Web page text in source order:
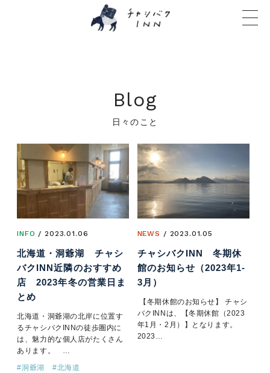
Blog
日々のこと
INFO / 2023.01.06
北海道・洞爺湖 チャシ
バクINN近隣のおすすめ
店 2023年冬の営業日ま
とめ
北海道・洞爺湖の北岸に位置す
るチャシバクINNの徒歩圏内に
は、魅力的な個人店がたくさん
あります。 …
#洞爺湖 #北海道
NEWS / 2023.01.05
チャシバクINN 冬期休
館のお知らせ（2023年1-
3月）
【冬期休館のお知らせ】 チャシ
バクINNは、【冬期休館（2023
年1月・2月）】となります。
2023…